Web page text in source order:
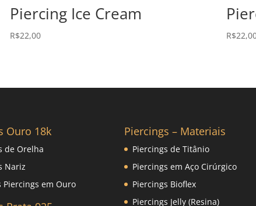
Piercing Ice Cream
R$22,00 R$
Ouro 18k
de Orelha
Nariz
Piercings em Ouro
Piercings – Materiais
Piercings de Titânio
Piercings em Aço Cirúrgico
Piercings Bioflex
Piercings Jelly (Resina)